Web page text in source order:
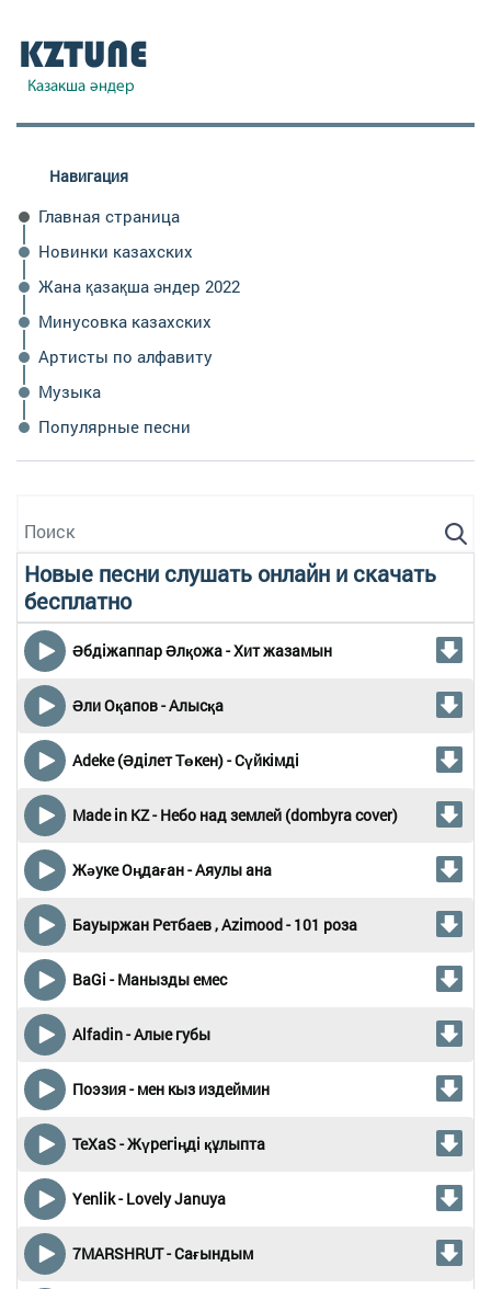
Навигация
Главная страница
Новинки казахских
Жана қазақша әндер 2022
Минусовка казахских
Артисты по алфавиту
Музыка
Популярные песни
Новые песни слушать онлайн и скачать
бесплатно
Әбдіжаппар Әлқожа - Хит жазамын
Әли Оқапов - Алысқа
Adeke (Әділет Төкен) - Сүйкімді
Made in KZ - Небо над землей (dombyra cover)
Жәуке Оңдаған - Аяулы ана
Бауыржан Ретбаев , Azimood - 101 роза
BaGi - Манызды емес
Alfadin - Алые губы
Поэзия - мен кыз издеймин
TeXaS - Жүрегіңді құлыпта
Yenlik - Lovely Januya
7MARSHRUT - Сағындым